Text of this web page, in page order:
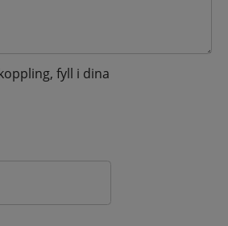
fyll i dina